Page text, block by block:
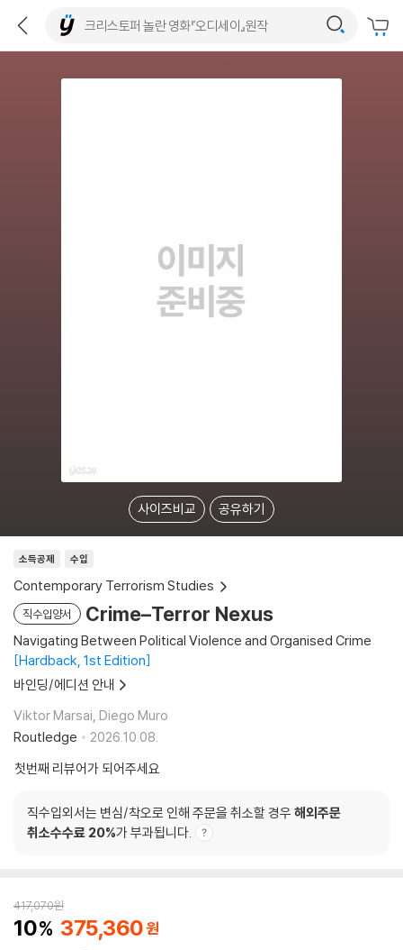
사이즈비교 공유하기
소득공제 수입
Contemporary Terrorism Studies
직수입양서 Crime–Terror Nexus
Navigating Between Political Violence and Organised Crime
Hardback, 1st Edition
바인딩/에디션 안내
Viktor Marsai, Diego Muro
Routledge
2026.10.08.
첫번째 리뷰어가 되어주세요
직수입외서는 변심/착오로 인해 주문을 취소할 경우 해외주문
취소수수료 20%가 부과됩니다.
417,070원
10 375,360